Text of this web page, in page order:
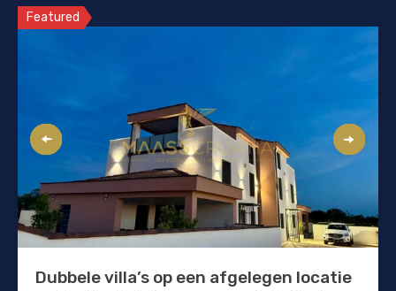
Featured
Dubbele villa’s op een afgelegen locatie